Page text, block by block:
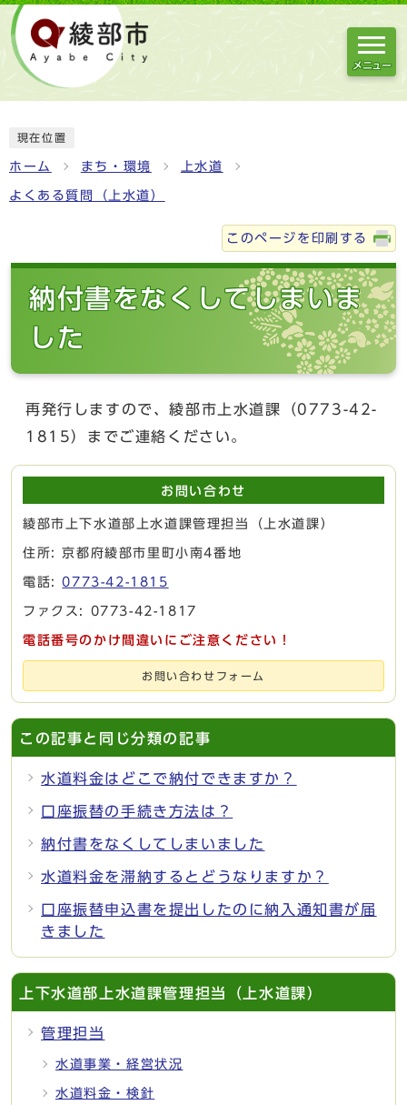
メニュー
現在位置
ホーム まち・環境 上水道
よくある質問（上水道）
このページを印刷する
納付書をなくしてしまいま
した
再発行しますので、綾部市上水道課（0773-42-
1815）までご連絡ください。
お問い合わせ
綾部市上下水道部上水道課管理担当（上水道課）
住所: 京都府綾部市里町小南4番地
電話:0773-42-1815
ファクス: 0773-42-1817
電話番号のかけ間違いにご注意ください！
お問い合わせフォーム
この記事と同じ分類の記事
水道料金はどこで納付できますか？
口座振替の手続き方法は？
納付書をなくしてしまいました
水道料金を滞納するとどうなりますか？
口座振替申込書を提出したのに納入通知書が届
きました
上下水道部上水道課管理担当（上水道課）
管理担当
水道事業・経営状況
水道料金・検針